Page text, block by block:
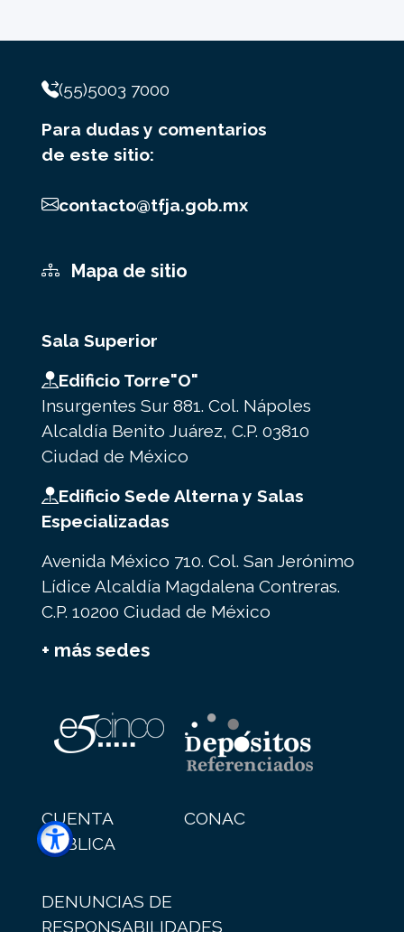
(55)5003 7000
Para dudas y comentarios
de este sitio:
contacto@tfja.gob.mx
Mapa de sitio
Sala Superior
Edificio Torre"O"
Insurgentes Sur 881. Col. Nápoles
Alcaldía Benito Juárez, C.P. 03810
Ciudad de México
Edificio Sede Alterna y Salas
Especializadas
Avenida México 710. Col. San Jerónimo
Lídice Alcaldía Magdalena Contreras.
C.P. 10200 Ciudad de México
+ más sedes
CUENTA
PÚBLICA
CONAC
DENUNCIAS DE
RESPONSABILIDADES